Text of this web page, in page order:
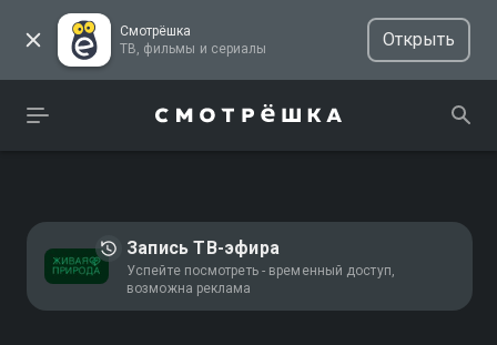
Смотрёшка
ТВ, фильмы и сериалы
Открыть
Запись ТВ-эфира
Успейте посмотреть - временный доступ,
возможна реклама